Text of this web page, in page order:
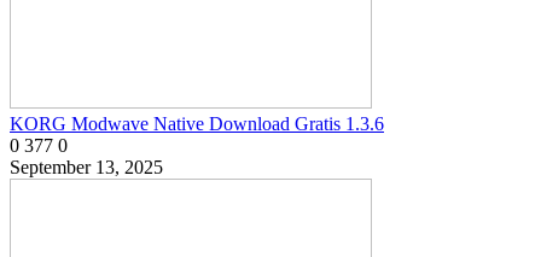
KORG Modwave Native Download Gratis 1.3.6
0 377 0
September 13, 2025